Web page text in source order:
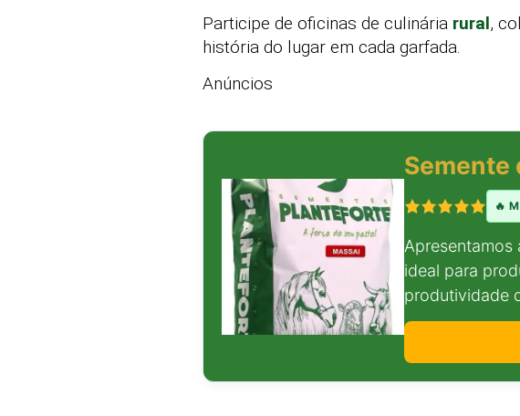
Participe de oficinas de culinária rural,
história do lugar em cada garfada.
Anúncios
Semente
🔥
Apresentamos
ideal para
produtividade